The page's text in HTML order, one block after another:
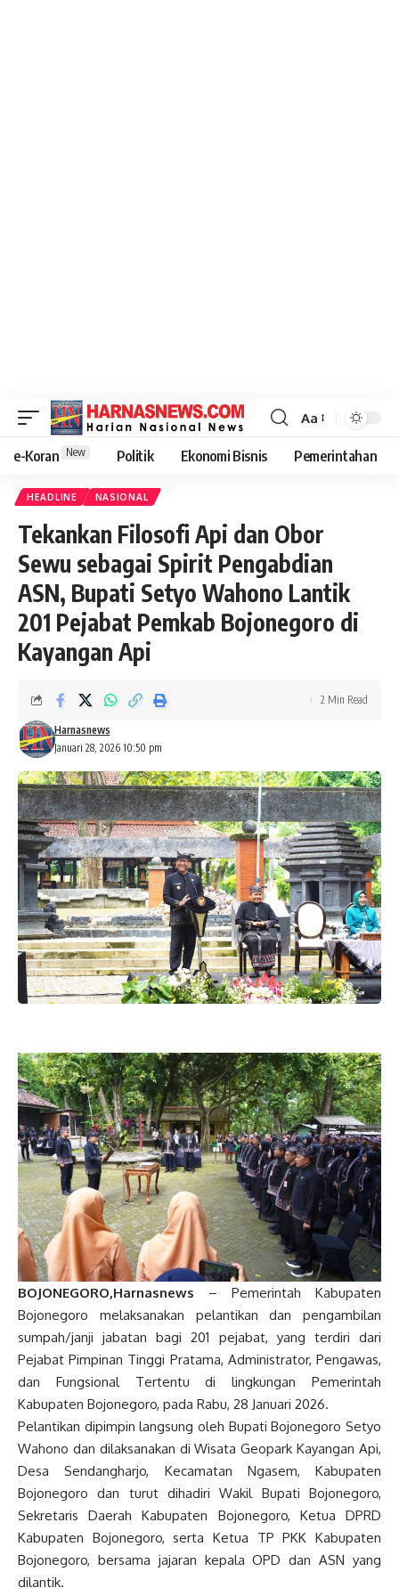
Aa
e-Koran New Politik Ekonomi Bisnis Pemerintahan
HEADLINE NASIONAL
Tekankan Filosofi Api dan Obor
Sewu sebagai Spirit Pengabdian
ASN, Bupati Setyo Wahono Lantik
201 Pejabat Pemkab Bojonegoro di
Kayangan Api
Januari 28, 2026 10:50 pm
Harnasnews
2 Min Read
BOJONEGORO,Harnasnews – Pemerintah Kabupaten
Bojonegoro melaksanakan pelantikan dan pengambilan
sumpah/janji jabatan bagi 201 pejabat, yang terdiri dari
Pejabat Pimpinan Tinggi Pratama, Administrator, Pengawas,
dan Fungsional Tertentu di lingkungan Pemerintah
Kabupaten Bojonegoro, pada Rabu, 28 Januari 2026.
Pelantikan dipimpin langsung oleh Bupati Bojonegoro Setyo
Wahono dan dilaksanakan di Wisata Geopark Kayangan Api,
Desa Sendangharjo, Kecamatan Ngasem, Kabupaten
Bojonegoro dan turut dihadiri Wakil Bupati Bojonegoro,
Sekretaris Daerah Kabupaten Bojonegoro, Ketua DPRD
Kabupaten Bojonegoro, serta Ketua TP PKK Kabupaten
Bojonegoro, bersama jajaran kepala OPD dan ASN yang
dilantik.